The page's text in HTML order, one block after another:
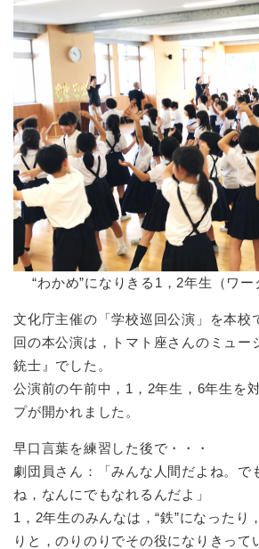
“わかめ”になりきる1，2年生（ワー
文化庁主催の「学校巡回公演」を本校
回の本公演は，トマト座さんのミュー
銃士』でした。
公演前の午前中，1，2年生，6年生を
プが開かれました。
早口言葉を練習した後で・・・
劇団員さん：「みんな人間だよね。で
ね，なんにでもなれるんだよ」
1，2年生のみんなは，“鉄”になったり
りと，のりのりでその役になりきって